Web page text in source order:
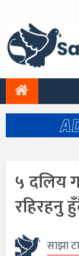
५ दलिय
रहिरहनु
साझा